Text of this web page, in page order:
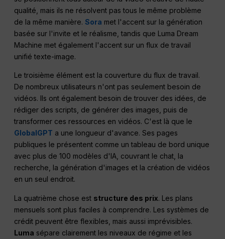
qualité, mais ils ne résolvent pas tous le même problème
de la même manière.Sora met l'accent sur la génération
basée sur l'invite et le réalisme, tandis que Luma Dream
Machine met également l'accent sur un flux de travail
unifié texte-image.
Le troisième élément est la couverture du flux de travail.
De nombreux utilisateurs n'ont pas seulement besoin de
vidéos. Ils ont également besoin de trouver des idées, de
rédiger des scripts, de générer des images, puis de
transformer ces ressources en vidéos. C'est là que le
GlobalGPT a une longueur d'avance. Ses pages
publiques le présentent comme un tableau de bord unique
avec plus de 100 modèles d'IA, couvrant le chat, la
recherche, la génération d'images et la création de vidéos
en un seul endroit.
La quatrième chose est structure des prix. Les plans
mensuels sont plus faciles à comprendre. Les systèmes de
crédit peuvent être flexibles, mais aussi imprévisibles.
Luma sépare clairement les niveaux de régime et les